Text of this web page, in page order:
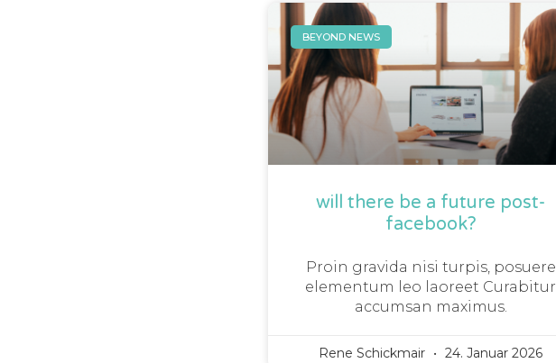
BEYOND NEWS
will there be a future post-
facebook?
Proin gravida nisi turpis, posuere
elementum leo laoreet Curabitur
accumsan maximus.
Rene Schickmair 24. Januar 2026